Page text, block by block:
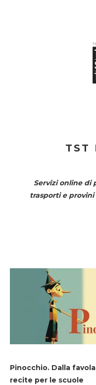
TST
Servizi online di
trasporti e
Pinocchio. Dalla
recite per le scuole